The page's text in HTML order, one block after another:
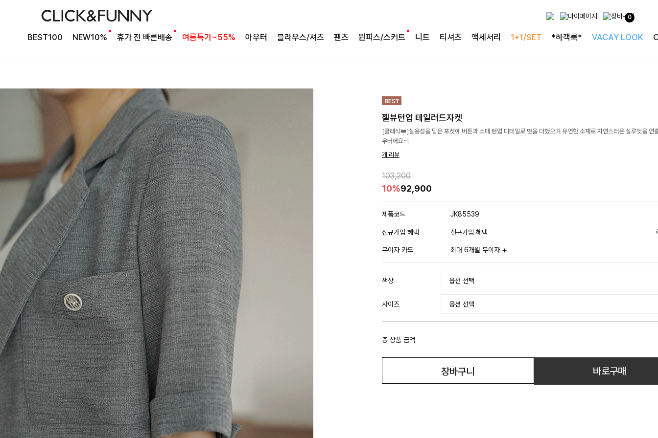
0
BEST100 NEW10% 휴가 전 빠른배송 여름특가~55% 아우터 블라우스/셔츠 팬츠 원피스/스커트 니트 티셔츠 액세서리 1+1/SET *하객룩* VACAY LOOK
젤뷰턴업 테일러드자켓
[클래식👑]실용성을 담은 포켓에 버튼과 소매 턴업 디테일로 멋을 더했으며 유연한 소재로 자연스러운 실루엣을 연
우터에요~!
개 리뷰
103,200
10%92,900
제품코드 JK85539
신규가입 혜택 신규가입 혜택
무이자 카드 최대 6개월 무이자
색상
사이즈
총 상품 금액
장바구니 바로구매